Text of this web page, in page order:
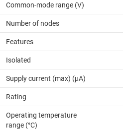
Common-mode range (V)
Number of nodes
Features
Isolated
Supply current (max) (µA)
Rating
Operating temperature
range (°C)